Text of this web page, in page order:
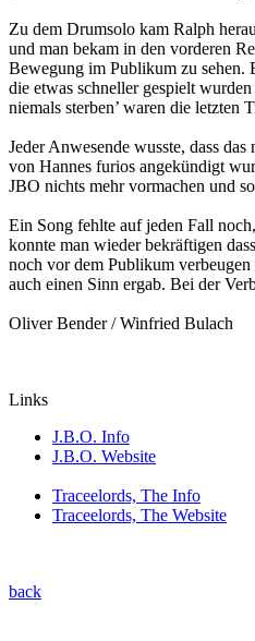
Zu dem Drumsolo kam Ralph
und man bekam in den vorderen
Bewegung im Publikum zu sehen.
die etwas schneller gespielt
niemals sterben’ waren die
Jeder Anwesende wusste, dass
von Hannes furios angekündigt
JBO nichts mehr vormachen und
Ein Song fehlte auf jeden Fall
konnte man wieder bekräftigen
noch vor dem Publikum
auch einen Sinn ergab. Bei der
Oliver Bender / Winfried Bulach
Links
J.B.O. Info
J.B.O. Website
Traceelords, The Info
Traceelords, The Website
back